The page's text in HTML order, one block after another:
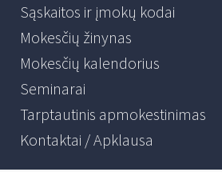
Sąskaitos ir įmokų kodai
Mokesčių žinynas
Mokesčių kalendorius
Seminarai
Tarptautinis apmokestinimas
Kontaktai / Apklausa